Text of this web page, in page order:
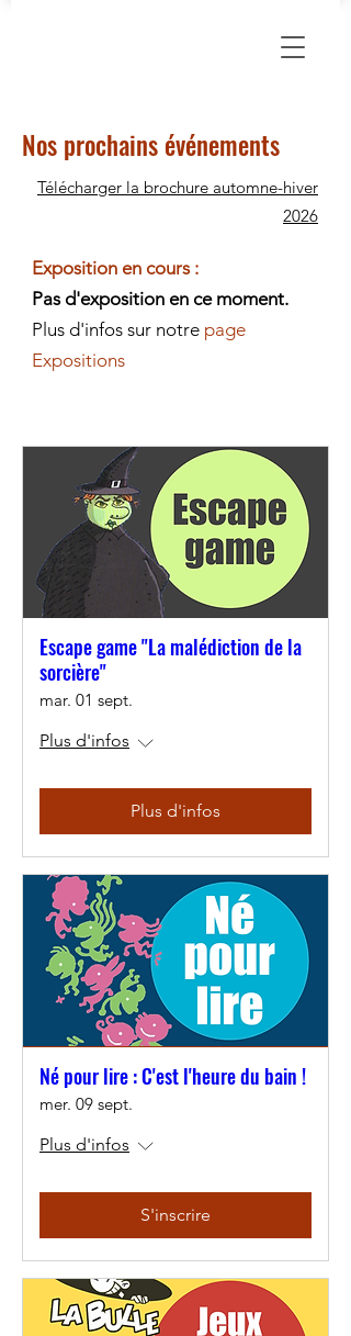
Nos prochains événements
Télécharger la brochure automne-hiver
2026
Exposition en cours :
Pas d'exposition en ce moment.
Plus d'infos sur notre page
Expositions
Escape game "La malédiction de la
sorcière"
mar. 01 sept.
Plus d'infos
Plus d'infos
Né pour lire : C'est l'heure du bain !
mer. 09 sept.
Plus d'infos
S'inscrire